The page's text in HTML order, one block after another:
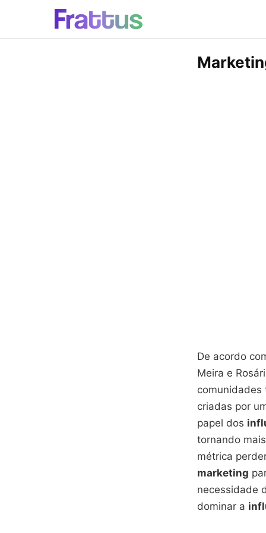
De acordo
Meira e
comunidades
criadas por
papel dos
tornando
métrica
marketing
necessidade
dominar a